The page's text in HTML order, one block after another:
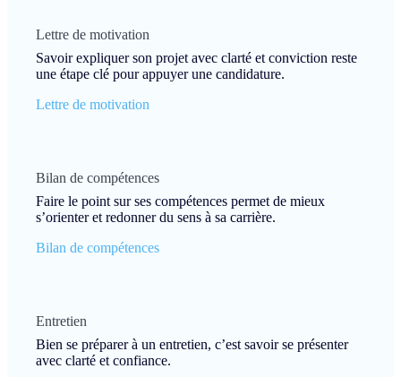
Lettre de motivation
Savoir expliquer son projet avec clarté et conviction reste
une étape clé pour appuyer une candidature.
Lettre de motivation
Bilan de compétences
Faire le point sur ses compétences permet de mieux
s’orienter et redonner du sens à sa carrière.
Bilan de compétences
Entretien
Bien se préparer à un entretien, c’est savoir se présenter
avec clarté et confiance.